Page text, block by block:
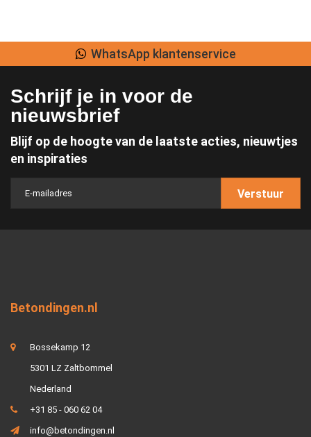
WhatsApp klantenservice
Schrijf je in voor de
nieuwsbrief
Blijf op de hoogte van de laatste acties, nieuwtjes
en inspiraties
Verstuur
Betondingen.nl
Bossekamp 12
5301 LZ Zaltbommel
Nederland
+31 85 - 060 62 04
info@betondingen.nl